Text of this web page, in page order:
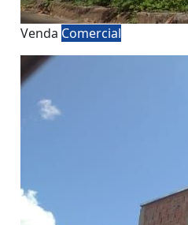
Venda Comercial